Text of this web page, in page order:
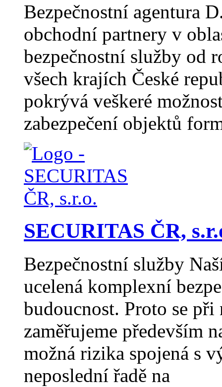
Bezpečnostní agentura
obchodní partnery v
bezpečnostní služby od
všech krajích České
pokrývá veškeré
zabezpečení objektů
SECURITAS ČR,
Bezpečnostní služby
ucelená komplexní
budoucnost. Proto se při
zaměřujeme především
možná rizika spojená s
neposlední řadě na